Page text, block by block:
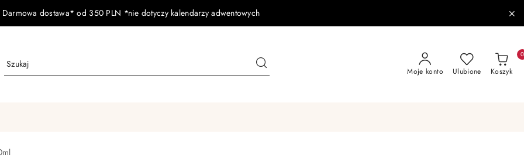
Darmowa dostawa* od 350 PLN *nie dotyczy kalendarzy adwentowych
Moje konto Ulubione Koszyk
0